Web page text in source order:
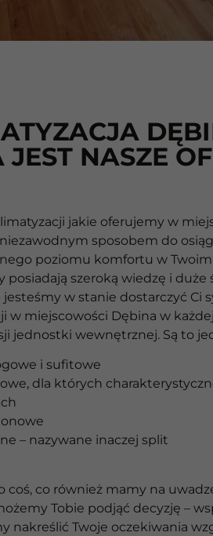
NASZE
jakie oferujemy w
sposobem do
poziomu komfortu w Twoim
posiadają szeroką wiedzę i duże
jesteśmy w stanie dostarczyć Ci
w miejscowości Dębina w
jednostki wewnętrznej. Są to
i sufitowe
dla których
– nazywane inaczej split
coś, co również mamy na
Tobie podjąć decyzję –
nakreślić Twoje oczekiwania